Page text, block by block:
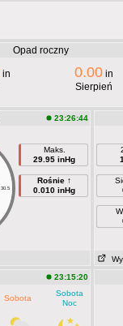
Opad roczny
in
0.00 in
Sierpień
23:26:44
30.5
Maks.
29.95 inHg
Rośnie ↑
0.010 inHg
23:15:20
Sobota
Sobota
Noc